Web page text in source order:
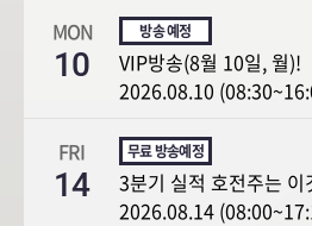
MON
10
VIP방송(8월 10일, 월)!
2026.08.10
FRI
14
3분기 실적 호전주는 이
2026.08.14